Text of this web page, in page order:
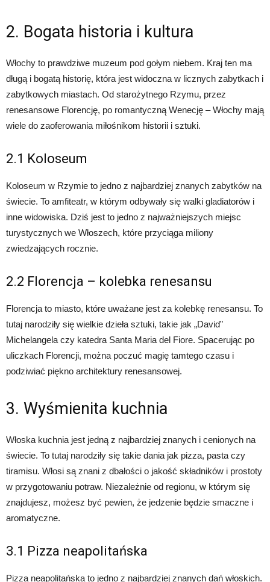
2. Bogata historia i kultura
Włochy to prawdziwe muzeum pod gołym niebem. Kraj ten ma
długą i bogatą historię, która jest widoczna w licznych zabytkach i
zabytkowych miastach. Od starożytnego Rzymu, przez
renesansowe Florencję, po romantyczną Wenecję – Włochy mają
wiele do zaoferowania miłośnikom historii i sztuki.
2.1 Koloseum
Koloseum w Rzymie to jedno z najbardziej znanych zabytków na
świecie. To amfiteatr, w którym odbywały się walki gladiatorów i
inne widowiska. Dziś jest to jedno z najważniejszych miejsc
turystycznych we Włoszech, które przyciąga miliony
zwiedzających rocznie.
2.2 Florencja – kolebka renesansu
Florencja to miasto, które uważane jest za kolebkę renesansu. To
tutaj narodziły się wielkie dzieła sztuki, takie jak „David”
Michelangela czy katedra Santa Maria del Fiore. Spacerując po
uliczkach Florencji, można poczuć magię tamtego czasu i
podziwiać piękno architektury renesansowej.
3. Wyśmienita kuchnia
Włoska kuchnia jest jedną z najbardziej znanych i cenionych na
świecie. To tutaj narodziły się takie dania jak pizza, pasta czy
tiramisu. Włosi są znani z dbałości o jakość składników i prostoty
w przygotowaniu potraw. Niezależnie od regionu, w którym się
znajdujesz, możesz być pewien, że jedzenie będzie smaczne i
aromatyczne.
3.1 Pizza neapolitańska
Pizza neapolitańska to jedno z najbardziej znanych dań włoskich.